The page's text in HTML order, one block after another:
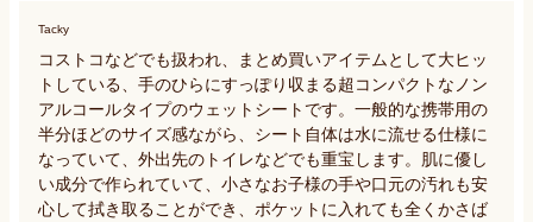
Tacky
コストコなどでも扱われ、まとめ買いアイテムとして大ヒッ
トしている、手のひらにすっぽり収まる超コンパクトなノン
アルコールタイプのウェットシートです。一般的な携帯用の
半分ほどのサイズ感ながら、シート自体は水に流せる仕様に
なっていて、外出先のトイレなどでも重宝します。肌に優し
い成分で作られていて、小さなお子様の手や口元の汚れも安
心して拭き取ることができ、ポケットに入れても全くかさば